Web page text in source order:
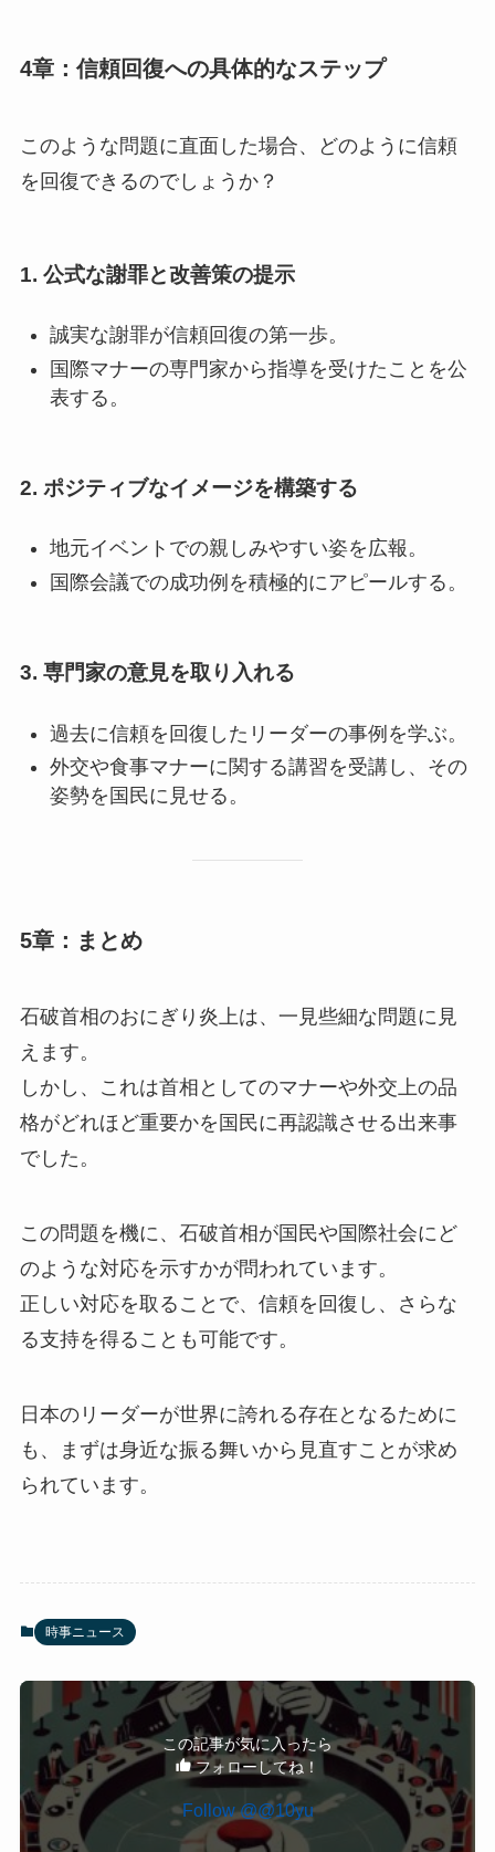
4章：信頼回復への具体的なステップ
このような問題に直面した場合、どのように信頼
を回復できるのでしょうか？
1. 公式な謝罪と改善策の提示
誠実な謝罪が信頼回復の第一歩。
国際マナーの専門家から指導を受けたことを公
表する。
2. ポジティブなイメージを構築する
地元イベントでの親しみやすい姿を広報。
国際会議での成功例を積極的にアピールする。
3. 専門家の意見を取り入れる
過去に信頼を回復したリーダーの事例を学ぶ。
外交や食事マナーに関する講習を受講し、その
姿勢を国民に見せる。
5章：まとめ
石破首相のおにぎり炎上は、一見些細な問題に見
えます。
しかし、これは首相としてのマナーや外交上の品
格がどれほど重要かを国民に再認識させる出来事
でした。
この問題を機に、石破首相が国民や国際社会にど
のような対応を示すかが問われています。
正しい対応を取ることで、信頼を回復し、さらな
る支持を得ることも可能です。
日本のリーダーが世界に誇れる存在となるために
も、まずは身近な振る舞いから見直すことが求め
られています。
時事ニュース
この記事が気に入ったら
フォローしてね！
Follow @@10yu